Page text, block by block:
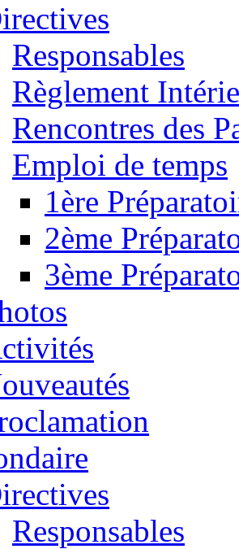
Responsables
Règlement
Rencontres des
Emploi de temps
1ère
2ème
3ème
Responsables